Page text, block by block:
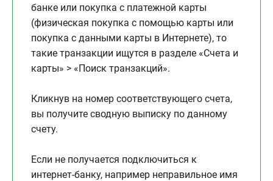
банке или покупка с платежной карты
(физическая покупка с помощью карты или
покупка с данными карты в Интернете), то
такие транзакции ищутся в разделе «Счета и
карты» > «Поиск транзакций».
Кликнув на номер соответствующего счета,
вы получите сводную выписку по данному
счету.
Если не получается подключиться к
интернет-банку, например неправильное имя